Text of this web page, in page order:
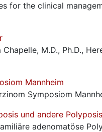
for the clinical
Chapelle, M.D., Ph.D.,
Mannheim
Symposiom
und andere
adenomatöse